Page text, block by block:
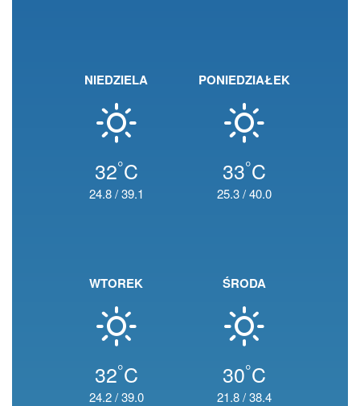
NIEDZIELA
32°C
24.8/39.1
PONIEDZIAŁEK
33°C
25.3/40.0
WTOREK
32°C
24.2/39.0
ŚRODA
30°C
21.8/38.4